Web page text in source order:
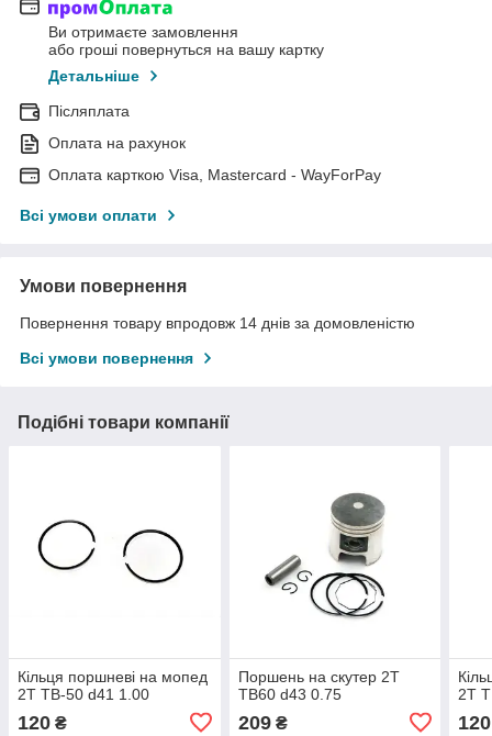
Ви отримаєте замовлення
або гроші повернуться на вашу картку
Детальніше
Післяплата
Оплата на рахунок
Оплата карткою Visa, Mastercard - WayForPay
Всі умови оплати
Умови повернення
Повернення товару впродовж 14 днів за домовленістю
Всі умови повернення
Подібні товари компанії
Кільця поршневі на мопед
2Т ТВ-50 d41 1.00
120 ₴
Поршень на скутер 2Т
TB60 d43 0.75
209₴
2Т
120